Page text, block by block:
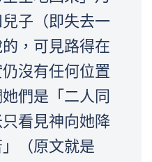
子（即失去一
，可見路得在
沒有任何位置
她們是「二人同
看見神向她降
（原文就是